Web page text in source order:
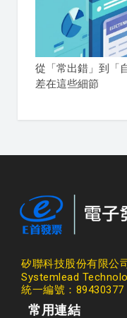
從「常出錯」到「
差在這些細節
矽聯科技股份有限公
Systemlead
統一編號：89430377
常用連結